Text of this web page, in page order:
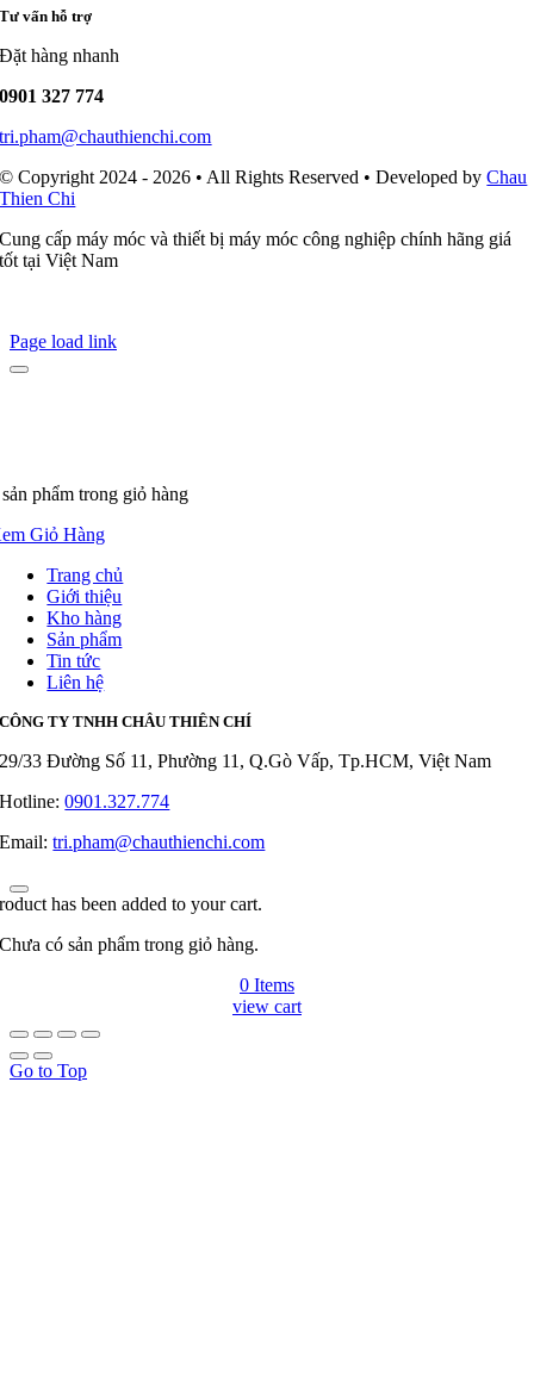
Tư vấn hỗ trợ
Đặt hàng nhanh
0901 327 774
tri.pham@chauthienchi.com
© Copyright 2024 - 2026 • All Rights Reserved • Developed byChau
Thien Chi
Cung cấp máy móc và thiết bị máy móc công nghiệp chính hãng giá
tốt tại Việt Nam
Page load link
phẩm trong giỏ hàng
Giỏ Hàng
Trang chủ
Giới thiệu
Kho hàng
Sản phẩm
Tin tức
Liên hệ
CÔNG TY TNHH CHÂU THIÊN CHÍ
29/33 Đường Số 11, Phường 11, Q.Gò Vấp, Tp.HCM, Việt Nam
Hotline:0901.327.774
Email:tri.pham@chauthienchi.com
has been added to your cart.
Chưa có sản phẩm trong giỏ hàng.
0 Items
view cart
Go to Top